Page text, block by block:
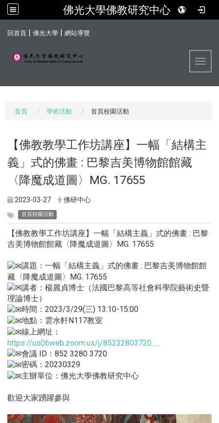
佛光大學佛教研究中心
回首頁 | 佛光大學 | 網站導覽
首頁 學術活動 首頁校園活動
【佛教教學工作坊講座】一幅「結構主
義」式的佛畫 : 巴黎吉美博物館館藏
〈降魔成道圖〉MG. 17655
2023-03-27 佛研中心
首頁校園活動
【佛教教學工作坊講座】一幅「結構主義」式的佛畫 : 巴黎
吉美博物館館藏〈降魔成道圖〉MG. 17655
講題：一幅「結構主義」式的佛畫 : 巴黎吉美博物館館
藏〈降魔成道圖〉MG. 17655
講者：楊麗貞博士（法國巴黎高等社會科學院藝術史暨
理論博士）
時間：2023/3/29(三) 13:10-15:00
地點：雲水軒N117教室
線上網址：
https://us06web.zoom.us/j/85232803720......
會議 ID：852 3280 3720
密碼：20230329
主辦單位：佛光大學佛教研究中心
歡迎大家踴躍參與